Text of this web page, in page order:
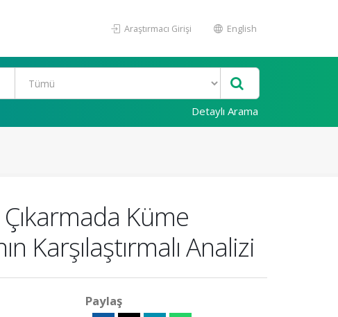
Araştırmacı Girişi English
Detaylı Arama
Küme
Karşılaştırmalı Analizi
Paylaş